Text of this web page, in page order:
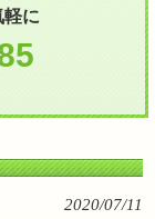
軽に
2020/07/11